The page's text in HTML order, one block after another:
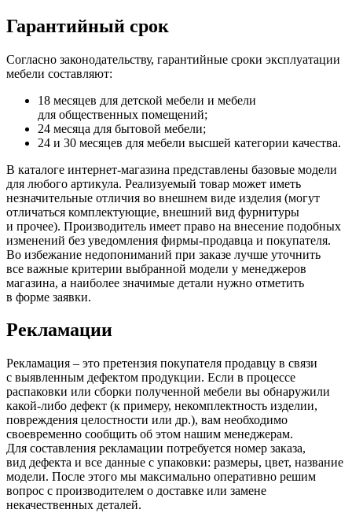
Гарантийный срок
Согласно законодательству, гарантийные сроки эксплуатации
мебели составляют:
18 месяцев для детской мебели и мебели
для общественных помещений;
24 месяца для бытовой мебели;
24 и 30 месяцев для мебели высшей категории качества.
В каталоге интернет-магазина представлены базовые модели
для любого артикула. Реализуемый товар может иметь
незначительные отличия во внешнем виде изделия (могут
отличаться комплектующие, внешний вид фурнитуры
и прочее). Производитель имеет право на внесение подобных
изменений без уведомления фирмы-продавца и покупателя.
Во избежание недопониманий при заказе лучше уточнить
все важные критерии выбранной модели у менеджеров
магазина, а наиболее значимые детали нужно отметить
в форме заявки.
Рекламации
Рекламация – это претензия покупателя продавцу в связи
с выявленным дефектом продукции. Если в процессе
распаковки или сборки полученной мебели вы обнаружили
какой-либо дефект (к примеру, некомплектность изделии,
повреждения целостности или др.), вам необходимо
своевременно сообщить об этом нашим менеджерам.
Для составления рекламации потребуется номер заказа,
вид дефекта и все данные с упаковки: размеры, цвет, название
модели. После этого мы максимально оперативно решим
вопрос с производителем о доставке или замене
некачественных деталей.